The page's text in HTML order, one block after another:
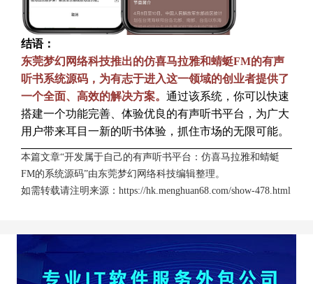
结语：
东莞梦幻网络科技推出的仿喜马拉雅和蜻蜓FM的有声
听书系统源码，为有志于进入这一领域的创业者提供了
一个全面、高效的解决方案。 通过该系统，你可以快速
搭建一个功能完善、体验优良的有声听书平台，为广大
用户带来耳目一新的听书体验，抓住市场的无限可能。
本篇文章“开发属于自己的有声听书平台：仿喜马拉雅和蜻蜓
FM的系统源码”由东莞梦幻网络科技编辑整理。
如需转载请注明来源： https://hk.menghuan68.com/show-478.html